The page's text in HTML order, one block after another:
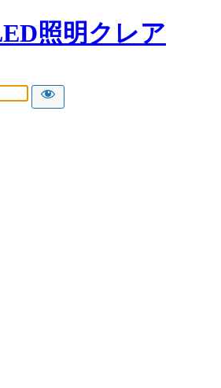
照明クレア